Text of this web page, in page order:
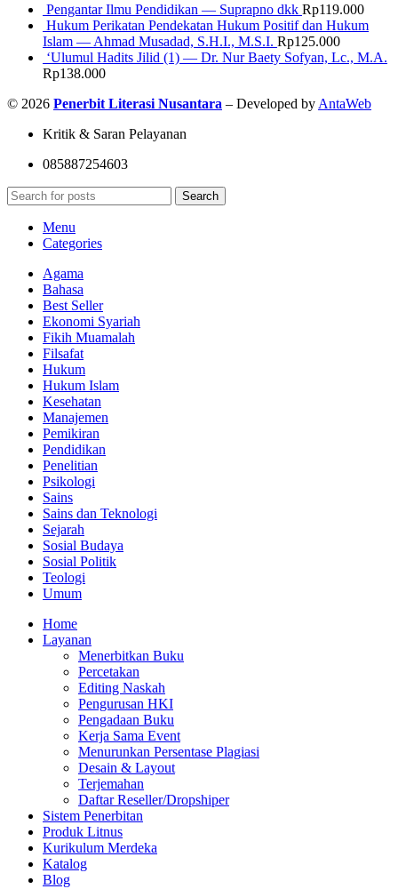
Pengantar Ilmu Pendidikan — Suprapno dkk Rp119.000
Hukum Perikatan Pendekatan Hukum Positif dan Hukum
Islam — Ahmad Musadad, S.H.I., M.S.I. Rp125.000
‘Ulumul Hadits Jilid (1) — Dr. Nur Baety Sofyan, Lc., M.A.
Rp138.000
© 2026 Penerbit Literasi Nusantara – Developed by AntaWeb
Kritik & Saran Pelayanan
085887254603
Search
Menu
Categories
Agama
Bahasa
Best Seller
Ekonomi Syariah
Fikih Muamalah
Filsafat
Hukum
Hukum Islam
Kesehatan
Manajemen
Pemikiran
Pendidikan
Penelitian
Psikologi
Sains
Sains dan Teknologi
Sejarah
Sosial Budaya
Sosial Politik
Teologi
Umum
Home
Layanan
Menerbitkan Buku
Percetakan
Editing Naskah
Pengurusan HKI
Pengadaan Buku
Kerja Sama Event
Menurunkan Persentase Plagiasi
Desain & Layout
Terjemahan
Daftar Reseller/Dropshiper
Sistem Penerbitan
Produk Litnus
Kurikulum Merdeka
Katalog
Blog